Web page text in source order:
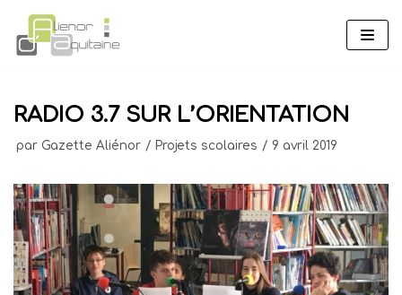
Aller
au
RADIO 3.7 SUR L’ORIENTATION
par Gazette Aliénor Projets scolaires 9 avril 2019